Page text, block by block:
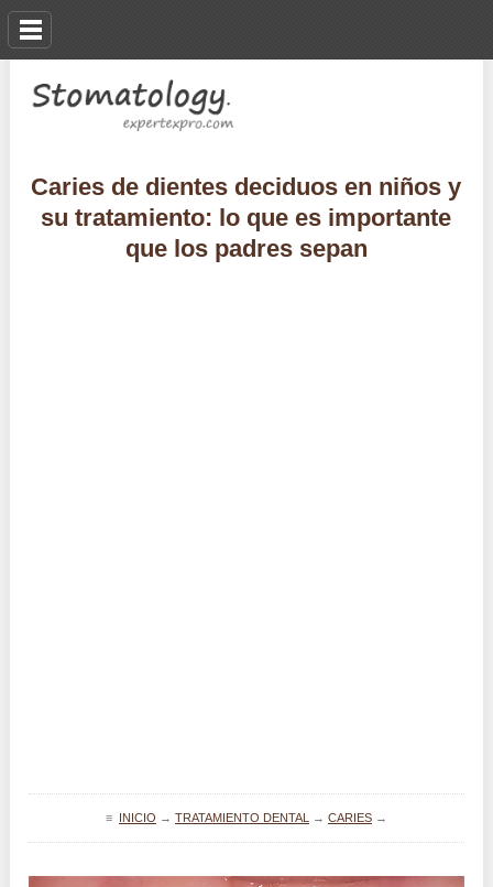
Caries de dientes deciduos en niños y
su tratamiento: lo que es importante
que los padres sepan
≡ INICIO → TRATAMIENTO DENTAL → CARIES→